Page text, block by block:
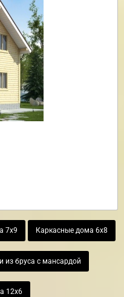
7х9 Каркасные дома 6х8
из бруса с мансардой
12х6